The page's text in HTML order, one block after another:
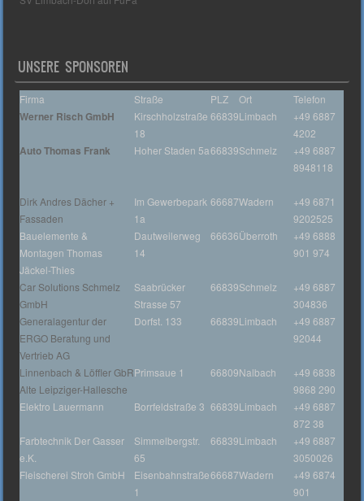
UNSERE SPONSOREN
Firma Straße PLZ Ort Telefon
Werner Risch GmbH
Kirschholzstraße
18
66839Limbach
+49 6887
4202
Auto Thomas Frank Hoher Staden 5a66839Schmelz
+49 6887
8948118
Dirk Andres Dächer +
Fassaden
Im Gewerbepark
1a
66687Wadern
+49 6871
9202525
Bauelemente &
Montagen Thomas
Jäckel-Thies
Dautweilerweg
14
66636Überroth
+49 6888
901 974
Car Solutions Schmelz
GmbH
Saabrücker
Strasse 57
66839Schmelz
+49 6887
304836
Generalagentur der
ERGO Beratung und
Vertrieb AG
Dorfst. 133 66839Limbach
+49 6887
92044
Linnenbach & Löffler GbR
Alte Leipziger-Hallesche
Primsaue 1 66809Nalbach
+49 6838
9868 290
Elektro Lauermann
Borrfeldstraße 3 66839Limbach
+49 6887
872 38
Farbtechnik Der Gasser
e.K.
Simmelbergstr.
65
66839Limbach
+49 6887
3050026
Fleischerei Stroh GmbH
Eisenbahnstraße
1
66687Wadern
+49 6874
901